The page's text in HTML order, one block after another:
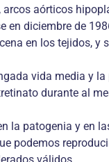
arcos aórticos
en diciembre de
en los tejidos, y
vida media y
durante al
la patogenia y en
podemos